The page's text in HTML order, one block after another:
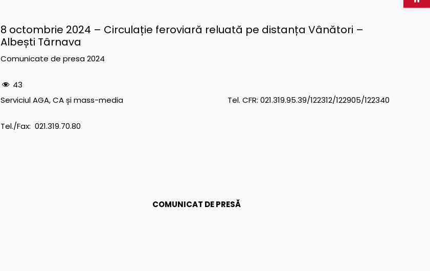
8 octombrie 2024 – Circulație feroviară reluată pe distanța Vânători –
Albești Târnava
Comunicate de presa 2024
43
Serviciul AGA, CA și mass-media Tel. CFR: 021.319.95.39/122312/122905/122340
Tel./Fax: 021.319.70.80
COMUNICAT DE PRESĂ